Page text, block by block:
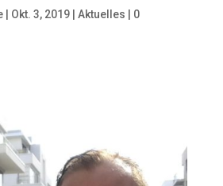
| Okt. 3, 2019| Aktuelles
0